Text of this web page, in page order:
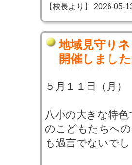
【校長より】 2026-05-
地域見守り
開催しまし
５月１１日（月）
八小の大きな特
のこどもたちへ
も過言でないで